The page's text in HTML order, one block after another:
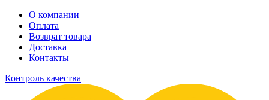
О компании
Оплата
Возврат товара
Доставка
Контакты
Контроль качества